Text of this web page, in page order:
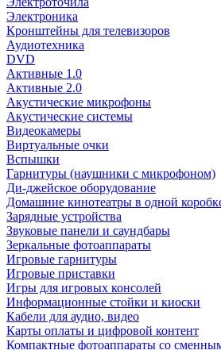
Электроника
Кронштейны для телевизоров
Аудиотехника
DVD
Активные 1.0
Активные 2.0
Акустические микрофоны
Акустические системы
Видеокамеры
Виртуальные очки
Вспышки
Гарнитуры (наушники с микрофоном)
Ди-джейское оборудование
Домашние кинотеатры в одной
Зарядные устройства
Звуковые панели и саундбары
Зеркальные фотоаппараты
Игровые гарнитуры
Игровые приставки
Игры для игровых консолей
Информационные стойки и киоски
Кабели для аудио, видео
Карты оплаты и цифровой контент
Компактные фотоаппараты со